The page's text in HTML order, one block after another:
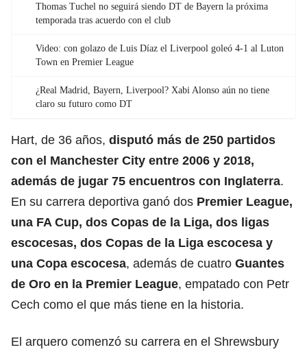
Thomas Tuchel no seguirá siendo DT de Bayern la próxima
temporada tras acuerdo con el club
Video: con golazo de Luis Díaz el Liverpool goleó 4-1 al Luton
Town en Premier League
¿Real Madrid, Bayern, Liverpool? Xabi Alonso aún no tiene
claro su futuro como DT
Hart, de 36 años, disputó más de 250 partidos
con el Manchester City entre 2006 y 2018,
además de jugar 75 encuentros con Inglaterra.
En su carrera deportiva ganó dos Premier League,
una FA Cup, dos Copas de la Liga, dos ligas
escocesas, dos Copas de la Liga escocesa y
una Copa escocesa, además de cuatro Guantes
de Oro en la Premier League, empatado con Petr
Cech como el que más tiene en la historia.
El arquero comenzó su carrera en el Shrewsbury